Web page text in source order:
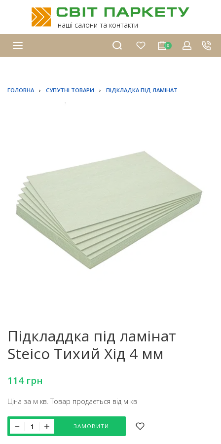
наші салони та контакти
0
ГОЛОВНА › СУПУТНІ ТОВАРИ › ПІДКЛАДКА ПІД ЛАМІНАТ
Підкладдка під ламінат
Steico Тихий Хід 4 мм
114 грн
Ціна за м кв. Товар продається від м кв
ЗАМОВИТИ